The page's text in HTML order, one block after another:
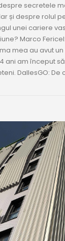
secretele
și despre rolul
unei cariere
Marco
mea au avut
ani am început
DallesGO: De